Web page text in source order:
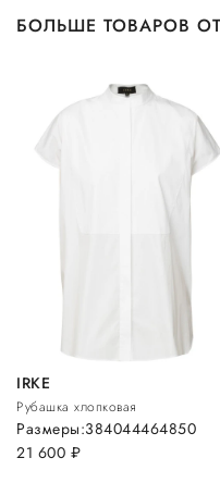
БОЛЬШЕ ТОВАРОВ ОТ
IRKE
Рубашка хлопковая
21 600 руб.
Размеры:384044464850